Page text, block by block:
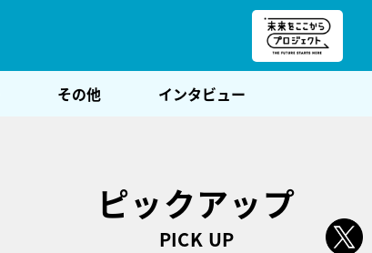
その他 インタビュー
ピックアップ
PICK UP